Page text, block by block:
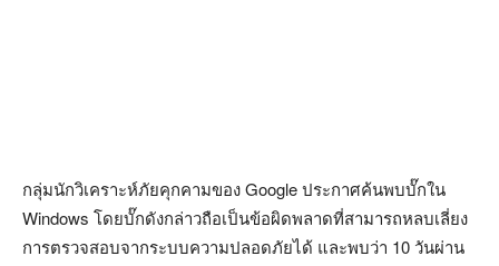
กลุ่มนักวิเคราะห์ภัยคุกคามของ Google ประกาศค้นพบบั๊กใน
Windows โดยบั๊กดังกล่าวถือเป็นข้อผิดพลาดที่สามารถหลบเลี่ยง
การตรวจสอบจากระบบความปลอดภัยได้ และพบว่า 10 วันผ่าน